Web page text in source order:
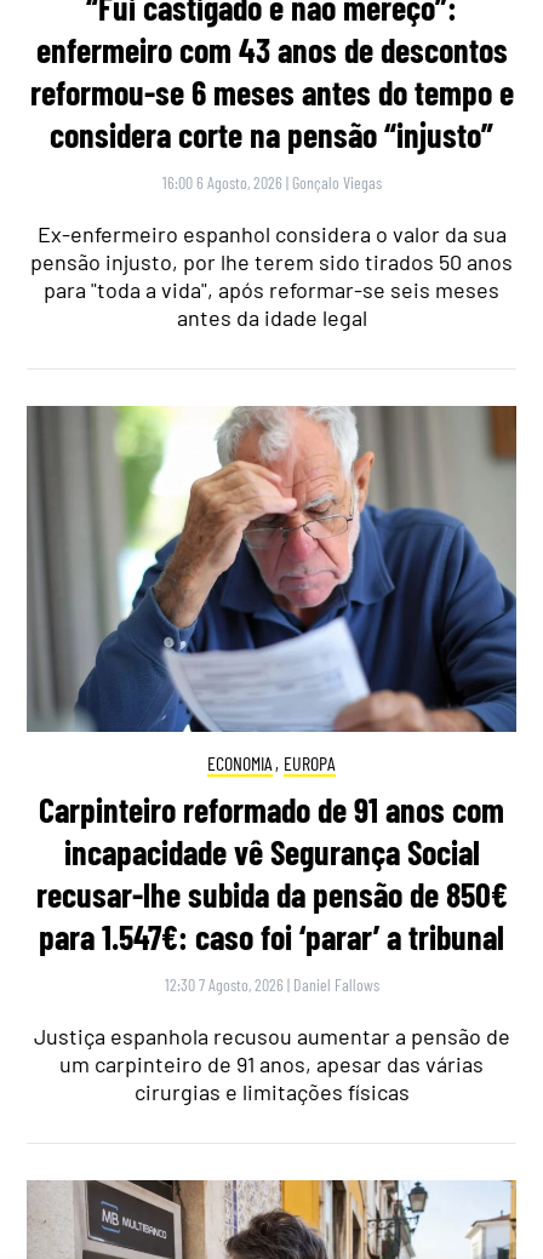
enfermeiro com 43 anos de descontos
reformou-se 6 meses antes do tempo e
considera corte na pensão “injusto”
16:00 6 Agosto, 2026 | Gonçalo Viegas
Ex-enfermeiro espanhol considera o valor da sua
pensão injusto, por lhe terem sido tirados 50 anos
para "toda a vida", após reformar-se seis meses
antes da idade legal
ECONOMIA , EUROPA
Carpinteiro reformado de 91 anos com
incapacidade vê Segurança Social
recusar-lhe subida da pensão de 850€
para 1.547€: caso foi ‘parar’ a tribunal
12:30 7 Agosto, 2026 | Daniel Fallows
Justiça espanhola recusou aumentar a pensão de
um carpinteiro de 91 anos, apesar das várias
cirurgias e limitações físicas